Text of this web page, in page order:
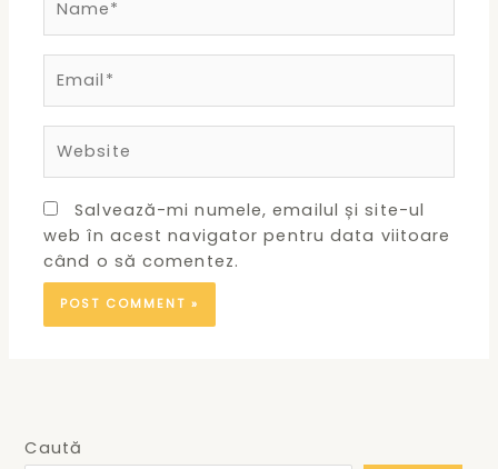
Salvează-mi numele, emailul și site-ul
web în acest navigator pentru data viitoare
când o să comentez.
Caută